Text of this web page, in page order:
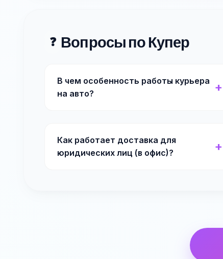
❓ Вопросы по Купер
В чем особенность работы курьера
на авто?
Как работает доставка для
юридических лиц (в офис)?